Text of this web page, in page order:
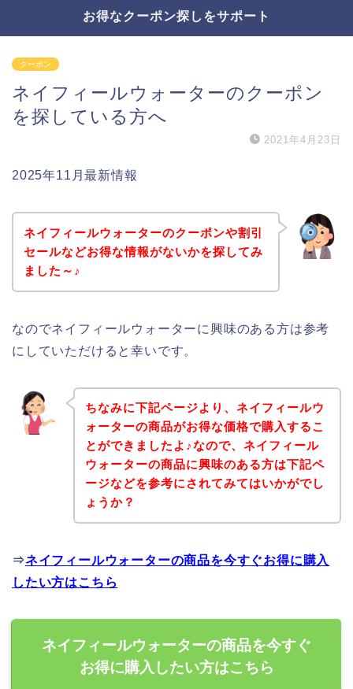
お得なクーポン探しをサポート
クーポン
ネイフィールウォーターのクーポン
を探している方へ
2021年4月23日
2025年11月最新情報
ネイフィールウォーターのクーポンや割引
セールなどお得な情報がないかを探してみ
ました～♪
なのでネイフィールウォーターに興味のある方は参考
にしていただけると幸いです。
ちなみに下記ページより、ネイフィールウ
ォーターの商品がお得な価格で購入するこ
とができましたよ♪なので、ネイフィール
ウォーターの商品に興味のある方は下記ペ
ージなどを参考にされてみてはいかがでし
ょうか？
⇒ネイフィールウォーターの商品を今すぐお得に購入
したい方はこちら
ネイフィールウォーターの商品を今すぐ
お得に購入したい方はこちら